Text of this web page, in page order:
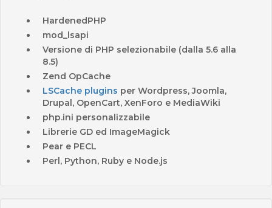
HardenedPHP
mod_lsapi
Versione di PHP selezionabile (dalla 5.6 alla
8.5)
Zend OpCache
LSCache plugins per Wordpress, Joomla,
Drupal, OpenCart, XenForo e MediaWiki
php.ini personalizzabile
Librerie GD ed ImageMagick
Pear e PECL
Perl, Python, Ruby e Node.js